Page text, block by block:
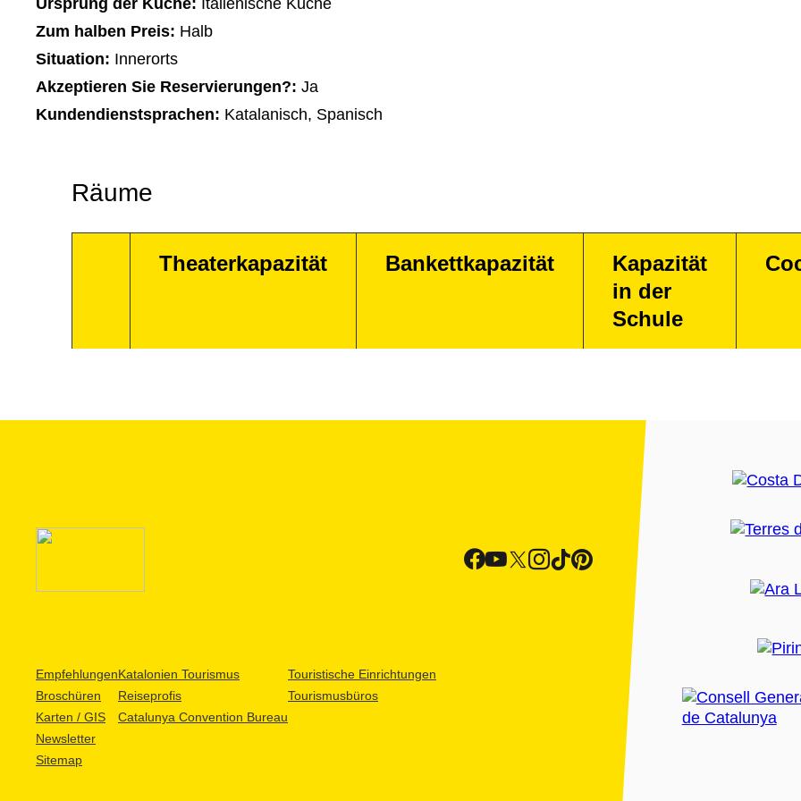
Ursprung der Küche: Italienische Küche
Zum halben Preis: Halb
Situation: Innerorts
Akzeptieren Sie Reservierungen?: Ja
Kundendienstsprachen: Katalanisch, Spanisch
Räume
Theaterkapazität Bankettkapazität
Kapazität
in der
Schule
Empfehlungen
Broschüren
Karten / GIS
Newsletter
Sitemap
Katalonien Tourismus
Reiseprofis
Catalunya Convention Bureau
Touristische Einrichtungen
Tourismusbüros